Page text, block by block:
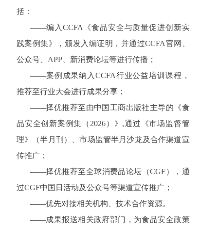
括：
——编入CCFA《食品安全与质量促进创新实
践案例集》，颁发入编证明，并通过CCFA官网、
公众号、APP、新消费论坛等进行传播；
——案例成果纳入CCFA行业公益培训课程，
推荐至行业大会进行成果分享；
——择优推荐至由中国工商出版社主导的《食
品安全创新案例集（2026）》,通过《市场监督管
理》（半月刊）、市场监管半月沙龙及合作渠道宣
传推广；
——择优推荐至全球消费品论坛（CGF），通
过CGF中国日活动及公众号等渠道宣传推广；
——优先对接相关机构、技术合作资源。
——成果报送相关政府部门，为食品安全政策